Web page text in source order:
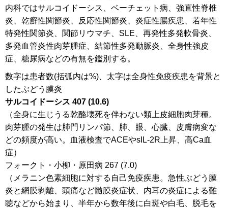
内科ではサルコイドーシス、ベーチェット病、強直性脊椎
炎、乾癬性関節炎、反応性関節炎、炎症性腸疾患、若年性
特発性関節炎、関節リウマチ、SLE、再発性多発軟骨炎、
多発血管炎性肉芽腫症、結節性多発動脈炎、全身性強皮
症、糖尿病などの有無を鑑別する。
数字は患者数(括弧内は%)、太字は全身性免疫疾患を背景と
したぶどう膜炎
サルコイドーシス 407 (10.6)
（全身に生じうる乾酪壊死を伴わない類上皮細胞肉芽種。
肉芽腫の発生は肺門リンパ節、肺、眼、心臓、皮膚病変な
どの頻度が高い。血液検査でACEやsIL-2R上昇、高Ca血
症）
フォークト・小柳・原田病 267 (7.0)
（メラニン色素細胞に対する自己免疫疾患。急性ぶどう膜
炎と網膜剥離、頭痛など髄膜炎症状、内耳の炎症による難
聴などから始まり、半年から数年後に白斑や白毛、脱毛を